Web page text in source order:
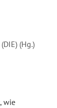
(Hg.)
wie